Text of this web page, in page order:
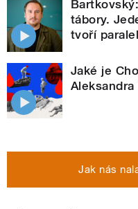
tábory.
tvoří
Jaké je
Jak nás